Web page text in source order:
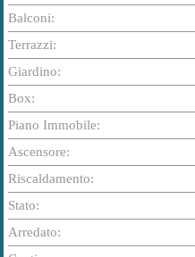
Balconi:
Terrazzi:
Giardino:
Box:
Piano Immobile:
Ascensore:
Riscaldamento:
Stato:
Arredato: